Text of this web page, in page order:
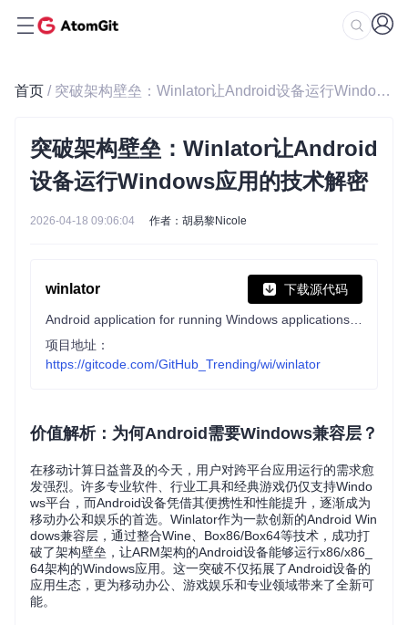
首页 / 突破架构壁垒：Winlator让Android设备运行Windows应用的技术解密
突破架构壁垒：Winlator让Android
设备运行Windows应用的技术解密
2026-04-18 09:06:04 作者：胡易黎Nicole
winlator 下载源代码
项目地址：
https://gitcode.com/GitHub_Trending/wi/winlator
价值解析：为何Android需要Windows兼容层？
在移动计算日益普及的今天，用户对跨平台应用运行的需求愈
发强烈。许多专业软件、行业工具和经典游戏仍仅支持Windo
ws平台，而Android设备凭借其便携性和性能提升，逐渐成为
移动办公和娱乐的首选。Winlator作为一款创新的Android Win
dows兼容层，通过整合Wine、Box86/Box64等技术，成功打
破了架构壁垒，让ARM架构的Android设备能够运行x86/x86_
64架构的Windows应用。这一突破不仅拓展了Android设备的
应用生态，更为移动办公、游戏娱乐和专业领域带来了全新可
能。